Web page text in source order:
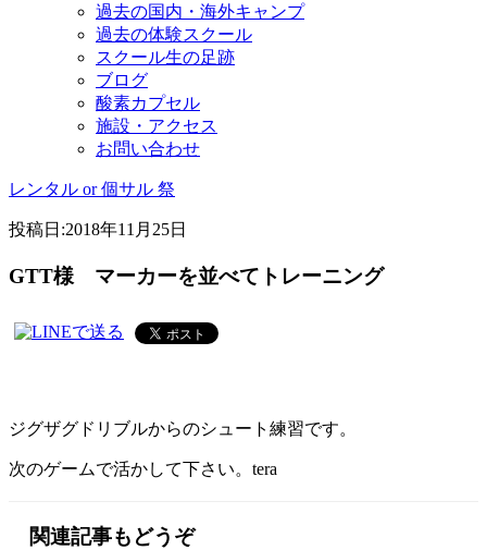
過去の国内・海外キャンプ
過去の体験スクール
スクール生の足跡
ブログ
酸素カプセル
施設・アクセス
お問い合わせ
レンタル or 個サル 祭
投稿日:2018年11月25日
GTT様 マーカーを並べてトレーニング
ジグザグドリブルからのシュート練習です。
次のゲームで活かして下さい。tera
関連記事もどうぞ